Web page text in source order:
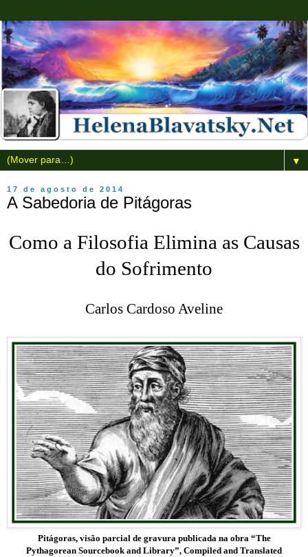
▼
17 de agosto de 2014
A Sabedoria de Pitágoras
Como a Filosofia Elimina as Causas
do Sofrimento
Carlos Cardoso Aveline
Pitágoras, visão parcial de gravura publicada na obra “The
Pythagorean Sourcebook and Library”, Compiled and Translated